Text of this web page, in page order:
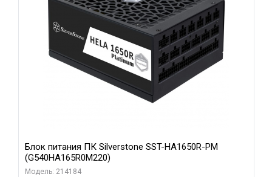
Блок питания ПК Silverstone SST-HA1650R-PM
(G540HA165R0M220)
Модель: 214184